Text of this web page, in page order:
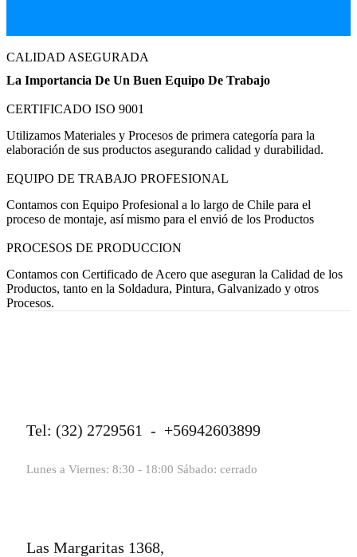
CALIDAD ASEGURADA
La Importancia De Un Buen Equipo De Trabajo
CERTIFICADO ISO 9001
Utilizamos Materiales y Procesos de primera categoría para la
elaboración de sus productos asegurando calidad y durabilidad.
EQUIPO DE TRABAJO PROFESIONAL
Contamos con Equipo Profesional a lo largo de Chile para el
proceso de montaje, así mismo para el envió de los Productos
PROCESOS DE PRODUCCION
Contamos con Certificado de Acero que aseguran la Calidad de los
Productos, tanto en la Soldadura, Pintura, Galvanizado y otros
Procesos.
Tel: (32) 2729561 - +56942603899
Lunes a Viernes: 8:30 - 18:00 Sábado: cerrado
Las Margaritas 1368,